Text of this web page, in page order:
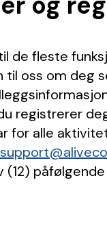
de fleste
til oss om deg
registrerer
for alle